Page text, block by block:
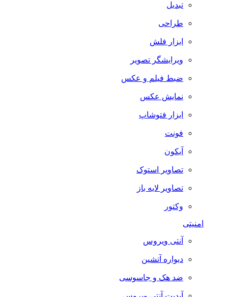
تبدیل
طراحی
ابزار فلش
ویرایشگر تصویر
ضبط فيلم و عكس
نمایش عکس
ابزار فتوشاپ
فونت
آیکون
تصاویر استوک
تصاویر لایه باز
وکتور
آنتی ویروس
دیواره آتشین
ضد هک و جاسوسی